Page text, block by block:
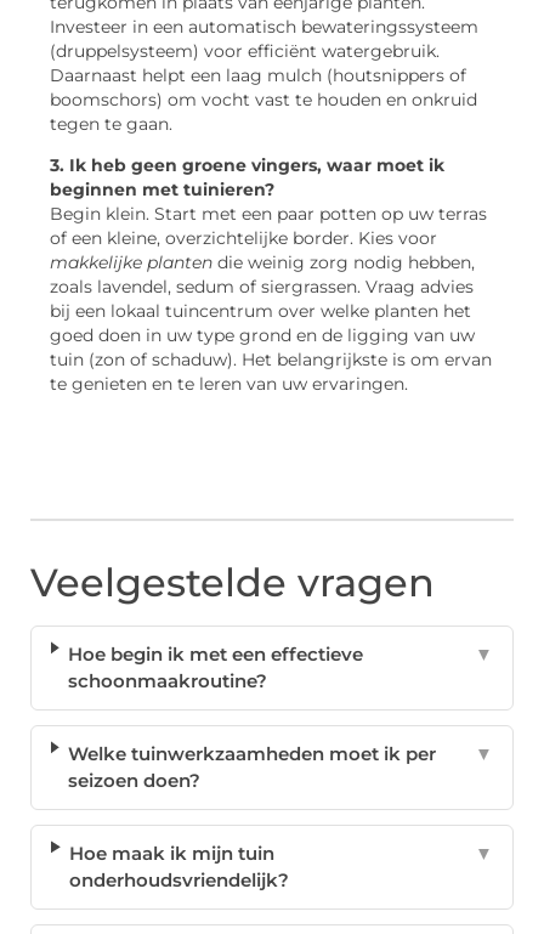
Investeer in een automatisch bewateringssysteem
(druppelsysteem) voor efficiënt watergebruik.
Daarnaast helpt een laag mulch (houtsnippers of
boomschors) om vocht vast te houden en onkruid
tegen te gaan.
3. Ik heb geen groene vingers, waar moet ik
beginnen met tuinieren?
Begin klein. Start met een paar potten op uw terras
of een kleine, overzichtelijke border. Kies voor
makkelijke planten die weinig zorg nodig hebben,
zoals lavendel, sedum of siergrassen. Vraag advies
bij een lokaal tuincentrum over welke planten het
goed doen in uw type grond en de ligging van uw
tuin (zon of schaduw). Het belangrijkste is om ervan
te genieten en te leren van uw ervaringen.
Veelgestelde vragen
Hoe begin ik met een effectieve
schoonmaakroutine?
▼
Welke tuinwerkzaamheden moet ik per
seizoen doen?
▼
Hoe maak ik mijn tuin
onderhoudsvriendelijk?
▼